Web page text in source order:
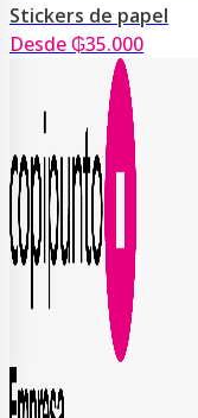
Stickers de papel
Desde ₲35.000